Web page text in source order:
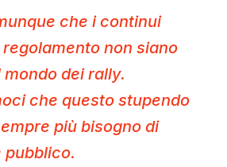
che i continui
non siano
dei rally.
che questo stupendo
più bisogno di
pubblico.